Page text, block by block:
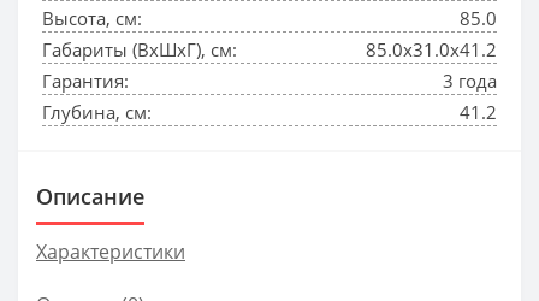
Высота, см:
85.0
Габариты (ВхШхГ), см:
85.0x31.0x41.2
Гарантия:
3 года
Глубина, см:
41.2
Описание
Характеристики